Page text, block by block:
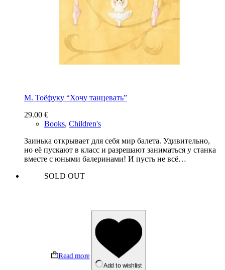
М. Тоёфуку “Хочу танцевать”
29.00 €
Books, Children's
Заинька открывает для себя мир балета. Удивительно,
но её пускают в класс и разрешают заниматься у станка
вместе с юными балеринами! И пусть не всё…
SOLD OUT
Read more
Add to wishlist